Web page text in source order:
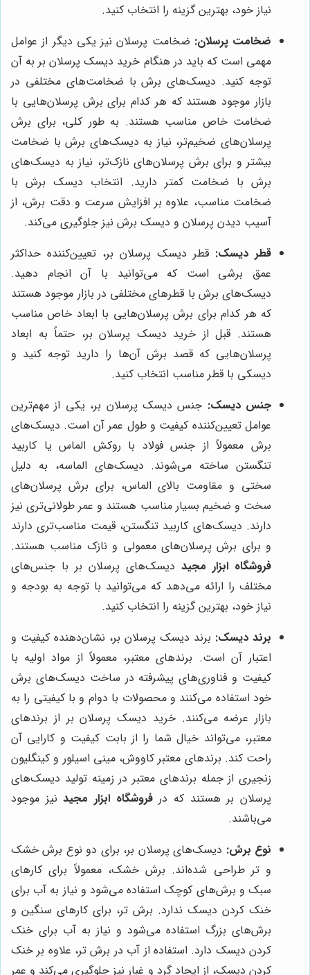
نیاز خود، بهترین گزینه را انتخاب کنید.
ضخامت پرسلان: ضخامت پرسلان نیز یکی دیگر از عوامل
مهمی است که باید در هنگام خرید دیسک پرسلان بر به آن
توجه کنید. دیسک‌های برش با ضخامت‌های مختلفی در
بازار موجود هستند که هر کدام برای برش پرسلان‌هایی با
ضخامت خاص مناسب هستند. به طور کلی، برای برش
پرسلان‌های ضخیم‌تر، نیاز به دیسک‌های برش با ضخامت
بیشتر و برای برش پرسلان‌های نازک‌تر، نیاز به دیسک‌های
برش با ضخامت کمتر دارید. انتخاب دیسک برش با
ضخامت مناسب، علاوه بر افزایش سرعت و دقت برش، از
آسیب دیدن پرسلان و دیسک برش نیز جلوگیری می‌کند.
قطر دیسک: قطر دیسک پرسلان بر، تعیین‌کننده حداکثر
عمق برشی است که می‌توانید با آن انجام دهید.
دیسک‌های برش با قطرهای مختلفی در بازار موجود هستند
که هر کدام برای برش پرسلان‌هایی با ابعاد خاص مناسب
هستند. قبل از خرید دیسک پرسلان بر، حتماً به ابعاد
پرسلان‌هایی که قصد برش آن‌ها را دارید توجه کنید و
دیسکی با قطر مناسب انتخاب کنید.
جنس دیسک: جنس دیسک پرسلان بر، یکی از مهم‌ترین
عوامل تعیین‌کننده کیفیت و طول عمر آن است. دیسک‌های
برش معمولاً از جنس فولاد با روکش الماس یا کاربید
تنگستن ساخته می‌شوند. دیسک‌های الماسه، به دلیل
سختی و مقاومت بالای الماس، برای برش پرسلان‌های
سخت و ضخیم بسیار مناسب هستند و عمر طولانی‌تری نیز
دارند. دیسک‌های کاربید تنگستن، قیمت مناسب‌تری دارند
و برای برش پرسلان‌های معمولی و نازک مناسب هستند.
فروشگاه ابزار مجید دیسک‌های پرسلان بر با جنس‌های
مختلف را ارائه می‌دهد که می‌توانید با توجه به بودجه و
نیاز خود، بهترین گزینه را انتخاب کنید.
برند دیسک: برند دیسک پرسلان بر، نشان‌دهنده کیفیت و
اعتبار آن است. برندهای معتبر، معمولاً از مواد اولیه با
کیفیت و فناوری‌های پیشرفته در ساخت دیسک‌های برش
خود استفاده می‌کنند و محصولات با دوام و با کیفیتی را به
بازار عرضه می‌کنند. خرید دیسک پرسلان بر از برندهای
معتبر، می‌تواند خیال شما را از بابت کیفیت و کارایی آن
راحت کند. برندهای معتبر کاووش، مینی اسیلور و کینگلیون
زنجیری از جمله برندهای معتبر در زمینه تولید دیسک‌های
پرسلان بر هستند که درفروشگاه ابزار مجیدنیز موجود
می‌باشند.
نوع برش: دیسک‌های پرسلان بر، برای دو نوع برش خشک
و تر طراحی شده‌اند. برش خشک، معمولاً برای کارهای
سبک و برش‌های کوچک استفاده می‌شود و نیاز به آب برای
خنک کردن دیسک ندارد. برش تر، برای کارهای سنگین و
برش‌های بزرگ استفاده می‌شود و نیاز به آب برای خنک
کردن دیسک دارد. استفاده از آب در برش تر، علاوه بر خنک
کردن دیسک، از ایجاد گرد و غبار نیز جلوگیری می‌کند و عمر